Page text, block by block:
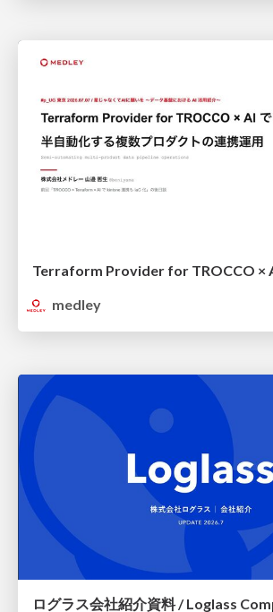
medley
ログラス会社紹介資料 / Loglass